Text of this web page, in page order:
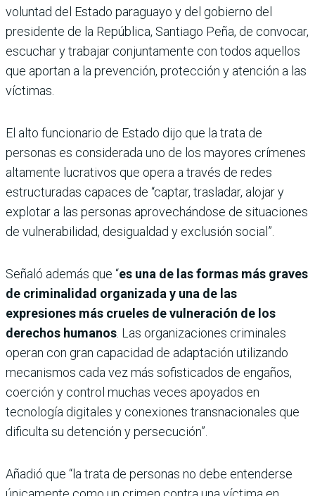
voluntad del Estado paraguayo y del gobierno del
presidente de la República, Santiago Peña, de convocar,
escuchar y trabajar conjuntamente con todos aquellos
que aportan a la prevención, protección y atención a las
víctimas.
El alto funcionario de Estado dijo que la trata de
personas es considerada uno de los mayores crímenes
altamente lucrativos que opera a través de redes
estructuradas capaces de “captar, trasladar, alojar y
explotar a las personas aprovechándose de situaciones
de vulnerabilidad, desigualdad y exclusión social”.
Señaló además que “es una de las formas más graves
de criminalidad organizada y una de las
expresiones más crueles de vulneración de los
derechos humanos . Las organizaciones criminales
operan con gran capacidad de adaptación utilizando
mecanismos cada vez más sofisticados de engaños,
coerción y control muchas veces apoyados en
tecnología digitales y conexiones transnacionales que
dificulta su detención y persecución”.
Añadió que “la trata de personas no debe entenderse